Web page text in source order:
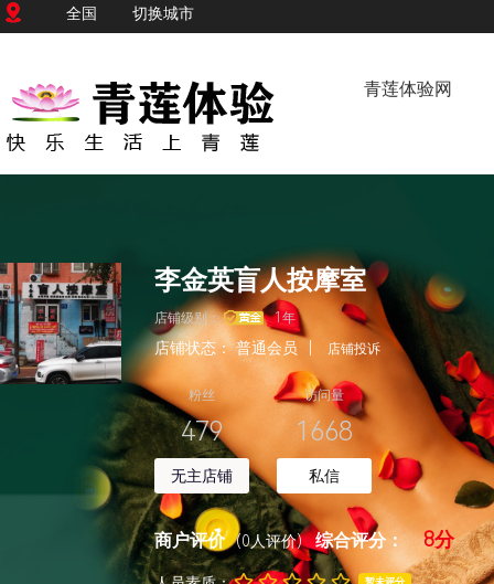
全国 切换城市
青莲体验网
李金英盲人按摩室
店铺级别： 1年
店铺状态：普通会员 店铺投诉
粉丝
479
无主店铺
访问量
1668
私信
商户评价 (0人评价)综合评分： 8分
暂未评分